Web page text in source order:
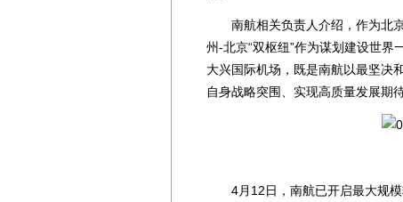
南航相关负责人介绍，作为北京
州-北京“双枢纽”作为谋划建设世
大兴国际机场，既是南航以最坚决
自身战略突围、实现高质量发展期
4月12日，南航已开启最大规模